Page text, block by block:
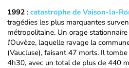
1992 : catastrophe de Vaison-la-
tragédies les plus marquantes
métropolitaine. Un orage
l’Ouvèze, laquelle ravage la
(Vaucluse), faisant 47 morts. Il
4h30, avec un total de plus de 440